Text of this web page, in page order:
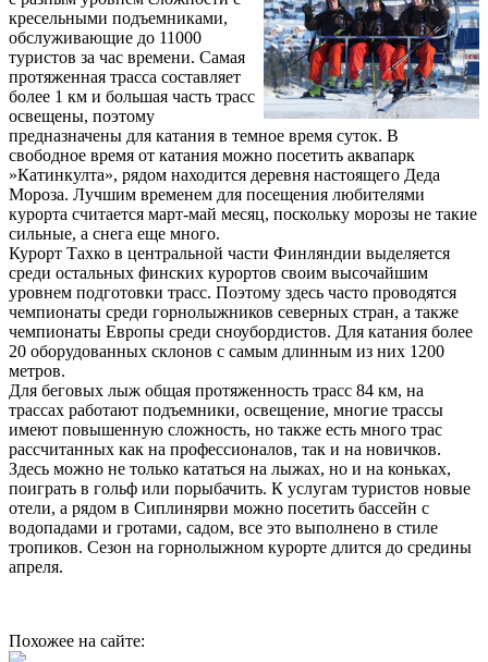
кресельными подъемниками,
обслуживающие до 11000
туристов за час времени. Самая
протяженная трасса составляет
более 1 км и большая часть трасс
освещены, поэтому
предназначены для катания в темное время суток. В
свободное время от катания можно посетить аквапарк
»Катинкулта», рядом находится деревня настоящего Деда
Мороза. Лучшим временем для посещения любителями
курорта считается март-май месяц, поскольку морозы не такие
сильные, а снега еще много.
Курорт Тахко в центральной части Финляндии выделяется
среди остальных финских курортов своим высочайшим
уровнем подготовки трасс. Поэтому здесь часто проводятся
чемпионаты среди горнолыжников северных стран, а также
чемпионаты Европы среди сноубордистов. Для катания более
20 оборудованных склонов с самым длинным из них 1200
метров.
Для беговых лыж общая протяженность трасс 84 км, на
трассах работают подъемники, освещение, многие трассы
имеют повышенную сложность, но также есть много трас
рассчитанных как на профессионалов, так и на новичков.
Здесь можно не только кататься на лыжах, но и на коньках,
поиграть в гольф или порыбачить. К услугам туристов новые
отели, а рядом в Сиплинярви можно посетить бассейн с
водопадами и гротами, садом, все это выполнено в стиле
тропиков. Сезон на горнолыжном курорте длится до средины
апреля.
Похожее на сайте: